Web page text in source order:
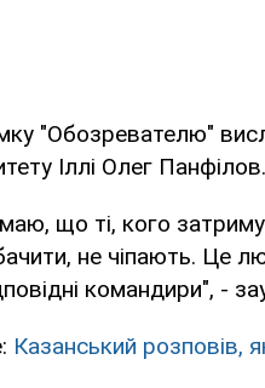
"Обозревателю"
Іллі Олег Панфілов.
що ті, кого
не чіпають. Це
командири", -
Казанський розповів,